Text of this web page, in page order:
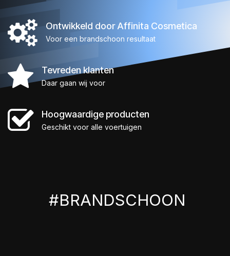
Ontwikkeld door Affinita Cosmetica
Voor een brandschoon resultaat
Tevreden klanten
Daar gaan wij voor
Hoogwaardige producten
Geschikt voor alle voertuigen
#BRANDSCHOON